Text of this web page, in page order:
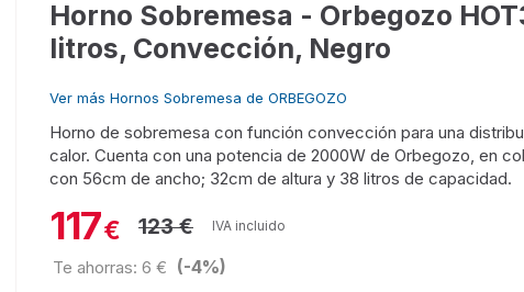
Horno Sobremesa - Orbegozo
litros, Convección, Negro
Ver más Hornos Sobremesa de ORBEGOZO
Horno de sobremesa con función convección para una
calor. Cuenta con una potencia de 2000W de Orbegozo, en
con 56cm de ancho; 32cm de altura y 38 litros de capacidad.
117€ 123 € IVA incluido
Te ahorras: 6 € (-4%)